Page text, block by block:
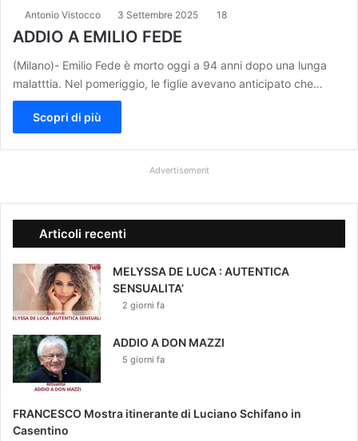
Antonio Vistocco 3 Settembre 2025 18
ADDIO A EMILIO FEDE
(Milano)- Emilio Fede è morto oggi a 94 anni dopo una lunga
malatttia. Nel pomeriggio, le figlie avevano anticipato che…
Scopri di più
Advertisement
Articoli recenti
MELYSSA DE LUCA : AUTENTICA
SENSUALITA’
2 giorni fa
ADDIO A DON MAZZI
5 giorni fa
FRANCESCO Mostra itinerante di Luciano Schifano in
Casentino